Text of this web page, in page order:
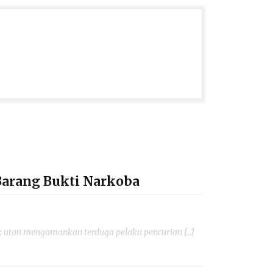
Bukti Narkoba
mengamankan terduga pelaku pencurian […]